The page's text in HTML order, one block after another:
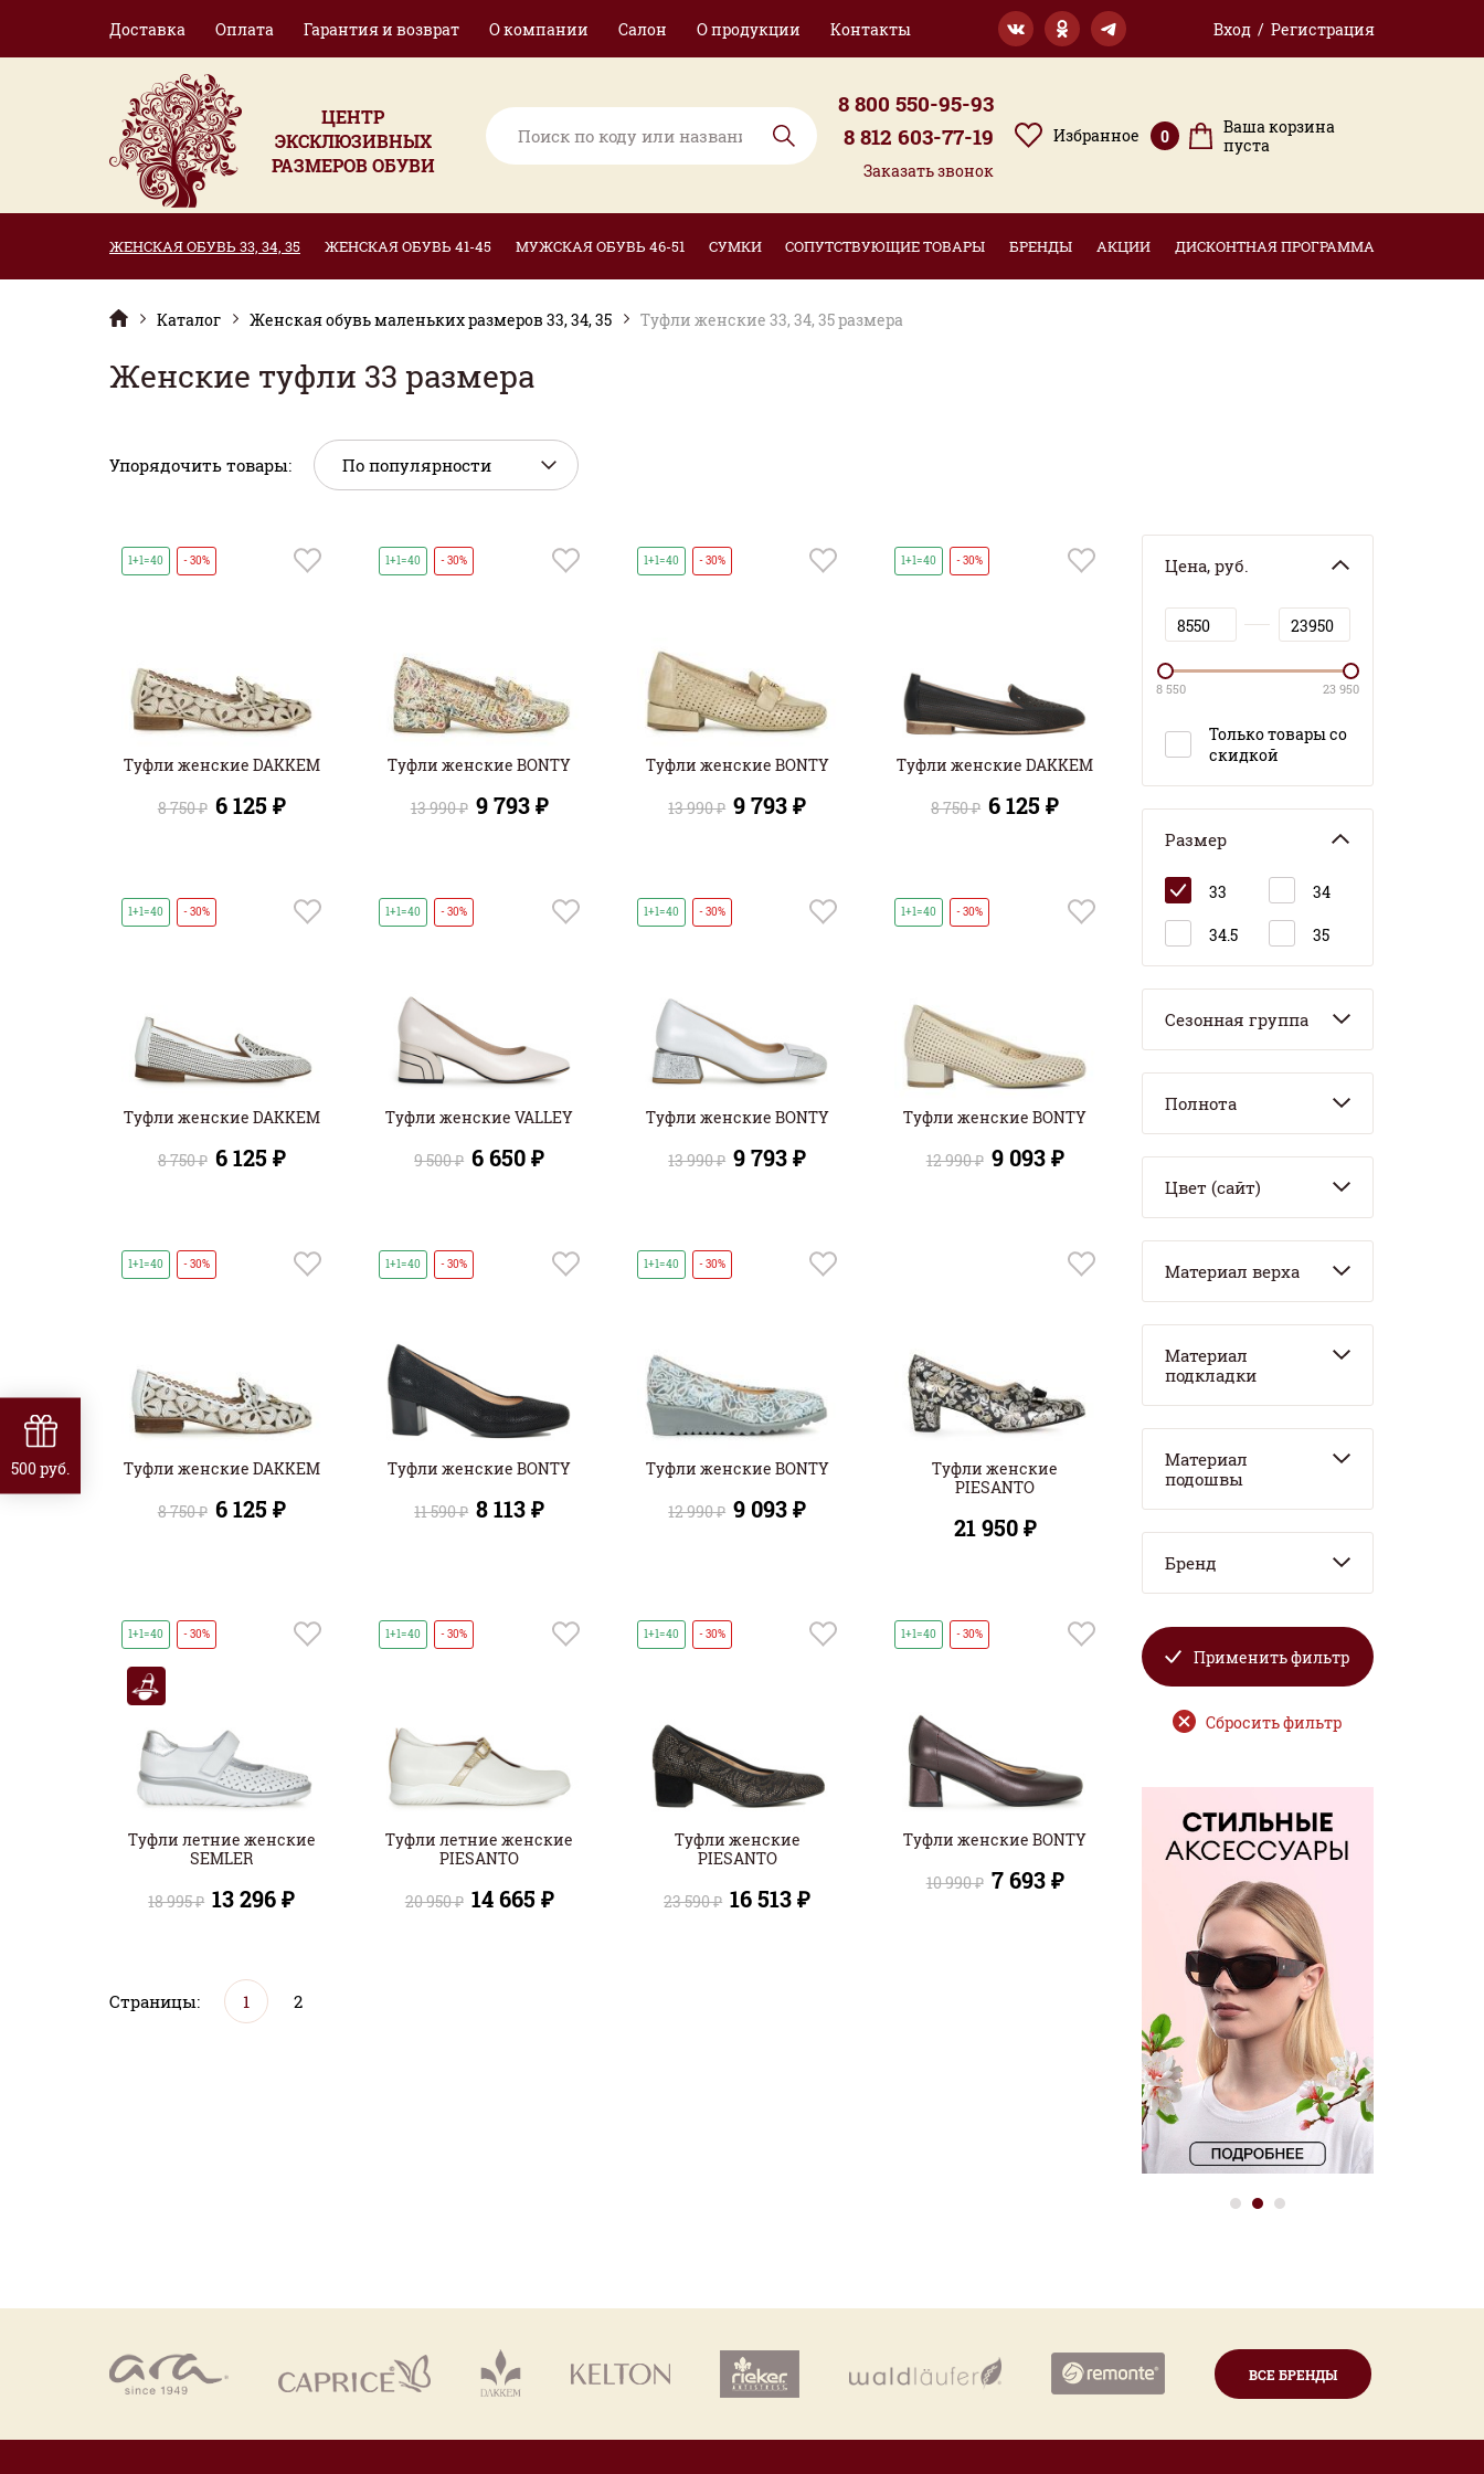
Доставка Оплата Гарантия и возврат О компании Салон О продукции Контакты Вход / Регистрация
ЦЕНТР
ЭКСКЛЮЗИВНЫХ
РАЗМЕРОВ ОБУВИ
8 800 550-95-93
8 812 603-77-19
Заказать звонок
Избранное 0
Ваша корзина
пуста
ЖЕНСКАЯ ОБУВЬ 33, 34, 35 ЖЕНСКАЯ ОБУВЬ 41-45 МУЖСКАЯ ОБУВЬ 46-51 СУМКИ СОПУТСТВУЮЩИЕ ТОВАРЫ БРЕНДЫ АКЦИИ ДИСКОНТНАЯ ПРОГРАММА
Каталог Женская обувь маленьких размеров 33, 34, 35 Туфли женские 33, 34, 35 размера
Женские туфли 33 размера
Упорядочить товары:
1+1=40 - 30%
Туфли женские DAKKEM
8 750 ₽ 6 125 ₽
1+1=40 - 30%
Туфли женские BONTY
13 990 ₽ 9 793 ₽
1+1=40 - 30%
Туфли женские BONTY
13 990 ₽ 9 793 ₽
1+1=40 - 30%
Туфли женские DAKKEM
8 750 ₽ 6 125 ₽
1+1=40 - 30%
Туфли женские DAKKEM
8 750 ₽ 6 125 ₽
1+1=40 - 30%
Туфли женские VALLEY
9 500 ₽ 6 650 ₽
1+1=40 - 30%
Туфли женские BONTY
13 990 ₽ 9 793 ₽
1+1=40 - 30%
Туфли женские BONTY
12 990 ₽ 9 093 ₽
1+1=40 - 30%
Туфли женские DAKKEM
8 750 ₽ 6 125 ₽
1+1=40 - 30%
Туфли женские BONTY
11 590 ₽ 8 113 ₽
1+1=40 - 30%
Туфли женские BONTY
12 990 ₽ 9 093 ₽
Туфли женские
PIESANTO
21 950 ₽
1+1=40 - 30%
Туфли летние женские
SEMLER
18 995 ₽ 13 296 ₽
1+1=40 - 30%
Туфли летние женские
PIESANTO
20 950 ₽ 14 665 ₽
1+1=40 - 30%
Туфли женские
PIESANTO
23 590 ₽ 16 513 ₽
1+1=40 - 30%
Туфли женские BONTY
10 990 ₽ 7 693 ₽
Страницы: 1 2
Цена, руб.
8 550 23 950
Только товары со
скидкой
Размер
33 34
34.5 35
Сезонная группа
Полнота
Цвет (сайт)
Материал верха
Материал
подкладки
Материал
подошвы
Бренд
Применить фильтр
Сбросить фильтр
ВСЕ БРЕНДЫ
500 руб.